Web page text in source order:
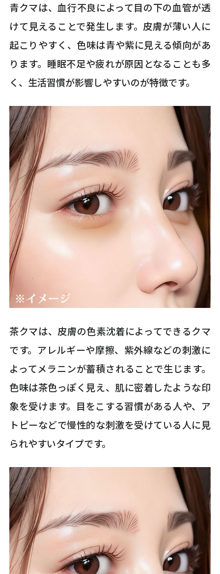
青クマは、血行不良によって目の下の血管が透
けて見えることで発生します。皮膚が薄い人に
起こりやすく、色味は青や紫に見える傾向があ
ります。睡眠不足や疲れが原因となることも多
く、生活習慣が影響しやすいのが特徴です。
茶クマは、皮膚の色素沈着によってできるクマ
です。アレルギーや摩擦、紫外線などの刺激に
よってメラニンが蓄積されることで生じます。
色味は茶色っぽく見え、肌に密着したような印
象を受けます。目をこする習慣がある人や、ア
トピーなどで慢性的な刺激を受けている人に見
られやすいタイプです。